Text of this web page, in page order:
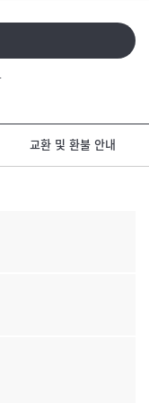
교환 및 환불 안내